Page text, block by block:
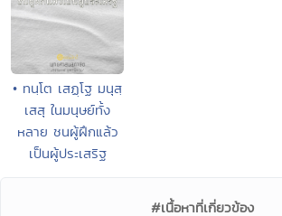
• ทนฺโต เสฏฺโฐ มนุสฺ
เสสุ ในมนุษย์ทั้ง
หลาย ชนผู้ฝึกแล้ว
เป็นผู้ประเสริฐ
#เนื้อหาที่เกี่ยวข้อง